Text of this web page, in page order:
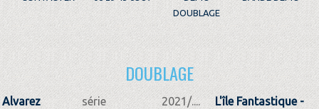
DOUBLAGE
DOUBLAGE
Alvarez
série 2021/....
L'île Fantastique -